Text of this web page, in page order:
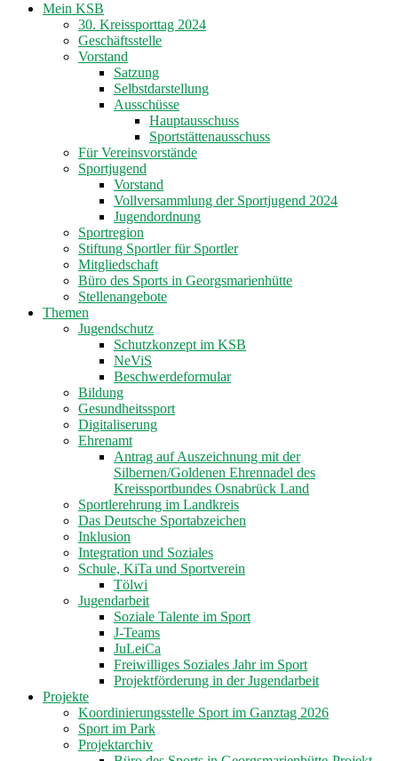
Mein KSB
30. Kreissporttag 2024
Geschäftsstelle
Vorstand
Satzung
Selbstdarstellung
Ausschüsse
Hauptausschuss
Sportstättenausschuss
Für Vereinsvorstände
Sportjugend
Vorstand
Vollversammlung der Sportjugend 2024
Jugendordnung
Sportregion
Stiftung Sportler für Sportler
Mitgliedschaft
Büro des Sports in Georgsmarienhütte
Stellenangebote
Themen
Jugendschutz
Schutzkonzept im KSB
NeViS
Beschwerdeformular
Bildung
Gesundheitssport
Digitaliserung
Ehrenamt
Antrag auf Auszeichnung mit der
Silbernen/Goldenen Ehrennadel des
Kreissportbundes Osnabrück Land
Sportlerehrung im Landkreis
Das Deutsche Sportabzeichen
Inklusion
Integration und Soziales
Schule, KiTa und Sportverein
Tölwi
Jugendarbeit
Soziale Talente im Sport
J-Teams
JuLeiCa
Freiwilliges Soziales Jahr im Sport
Projektförderung in der Jugendarbeit
Projekte
Koordinierungsstelle Sport im Ganztag 2026
Sport im Park
Projektarchiv